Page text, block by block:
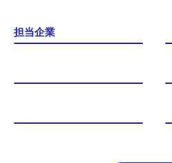
担当企業